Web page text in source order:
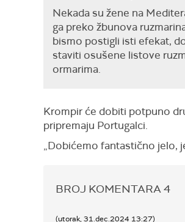
Nekada su žene na
ga preko žbunova
bismo postigli isti efekat,
staviti osušene listove
ormarima.
Krompir će dobiti potpuno
pripremaju Portugalci.
„Dobićemo fantastično jelo,
BROJ KOMENTARA4
(utorak, 31.dec.2024 13:27)